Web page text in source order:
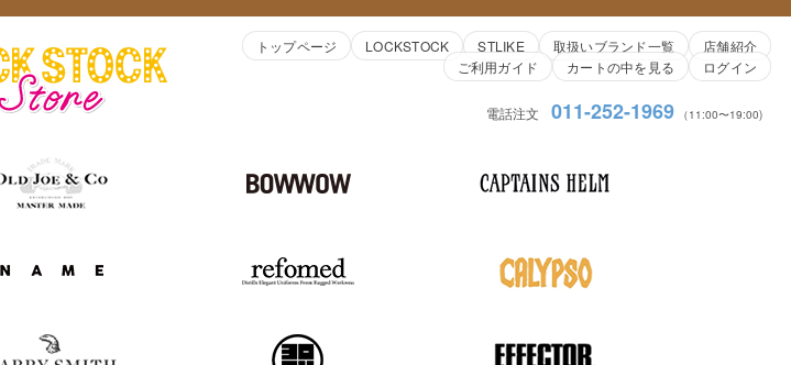
トップページ LOCKSTOCK STLIKE 取扱いブランド一覧
店舗紹介
ご利用ガイド
カートの中を見る ログイン
電話注文 011-252-1969 （11:00〜19:00)